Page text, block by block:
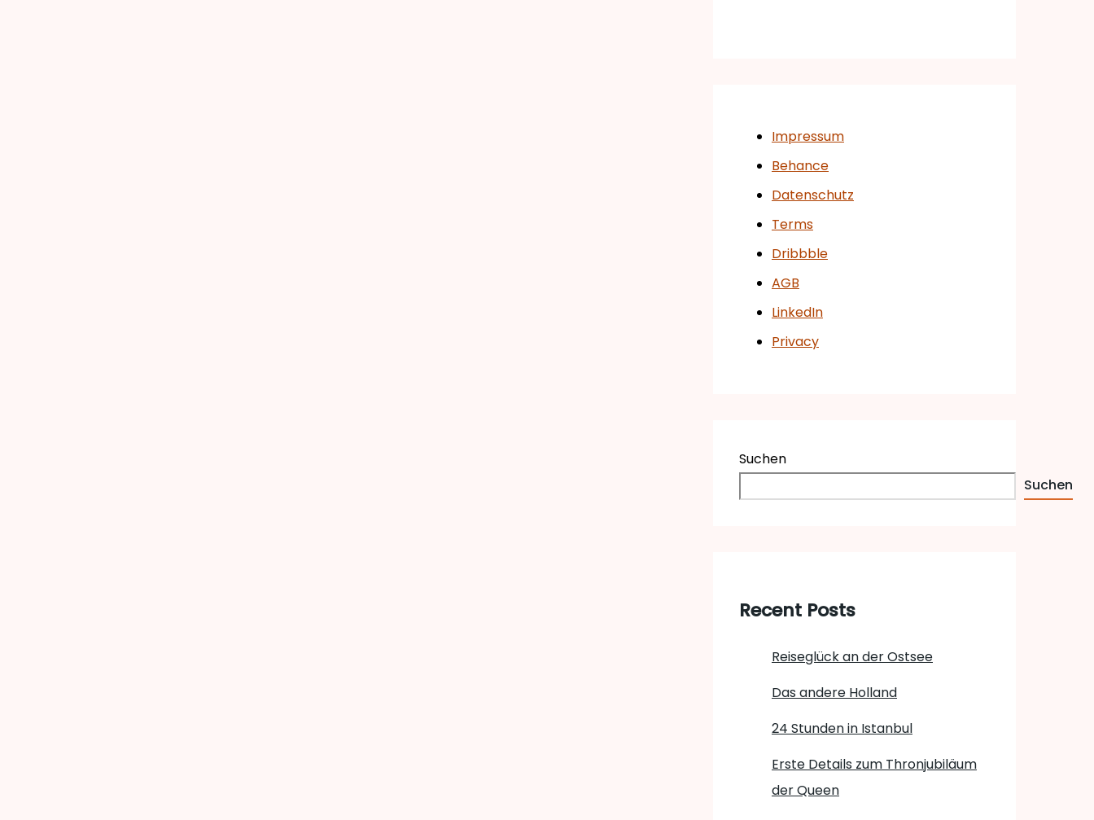
Impressum
Behance
Datenschutz
Terms
Dribbble
AGB
LinkedIn
Privacy
Suchen
Suchen
Recent Posts
Reiseglück an der Ostsee
Das andere Holland
24 Stunden in Istanbul
Erste Details zum Thronjubiläum
der Queen